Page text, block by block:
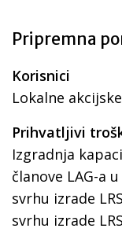
Pripremna
Korisnici
Lokalne
Prihvatljivi
Izgradnja
članove LAG-a
svrhu izrade
svrhu izrade